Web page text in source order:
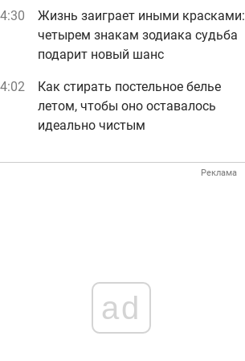
Жизнь заиграет иными красками:
четырем знакам зодиака судьба
подарит новый шанс
Как стирать постельное белье
летом, чтобы оно оставалось
идеально чистым
Реклама
ad